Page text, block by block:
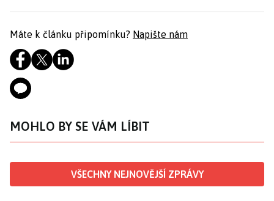
Máte k článku připomínku? Napište nám
MOHLO BY SE VÁM LÍBIT
VŠECHNY NEJNOVĚJŠÍ ZPRÁVY